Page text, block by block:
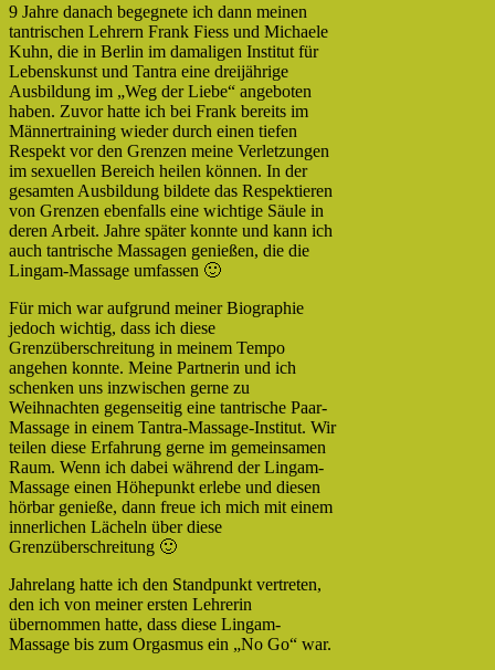
9 Jahre danach begegnete ich dann meinen
tantrischen Lehrern Frank Fiess und Michaele
Kuhn, die in Berlin im damaligen Institut für
Lebenskunst und Tantra eine dreijährige
Ausbildung im „Weg der Liebe“ angeboten
haben. Zuvor hatte ich bei Frank bereits im
Männertraining wieder durch einen tiefen
Respekt vor den Grenzen meine Verletzungen
im sexuellen Bereich heilen können. In der
gesamten Ausbildung bildete das Respektieren
von Grenzen ebenfalls eine wichtige Säule in
deren Arbeit. Jahre später konnte und kann ich
auch tantrische Massagen genießen, die die
Lingam-Massage umfassen 🙂
Für mich war aufgrund meiner Biographie
jedoch wichtig, dass ich diese
Grenzüberschreitung in meinem Tempo
angehen konnte. Meine Partnerin und ich
schenken uns inzwischen gerne zu
Weihnachten gegenseitig eine tantrische Paar-
Massage in einem Tantra-Massage-Institut. Wir
teilen diese Erfahrung gerne im gemeinsamen
Raum. Wenn ich dabei während der Lingam-
Massage einen Höhepunkt erlebe und diesen
hörbar genieße, dann freue ich mich mit einem
innerlichen Lächeln über diese
Grenzüberschreitung 🙂
Jahrelang hatte ich den Standpunkt vertreten,
den ich von meiner ersten Lehrerin
übernommen hatte, dass diese Lingam-
Massage bis zum Orgasmus ein „No Go“ war.